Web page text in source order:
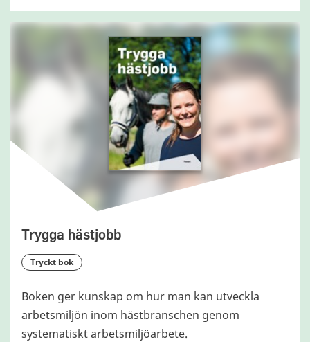
Trygga hästjobb
tryckt bok
Boken ger kunskap om hur man kan utveckla
arbetsmiljön inom hästbranschen genom
systematiskt arbetsmiljöarbete.